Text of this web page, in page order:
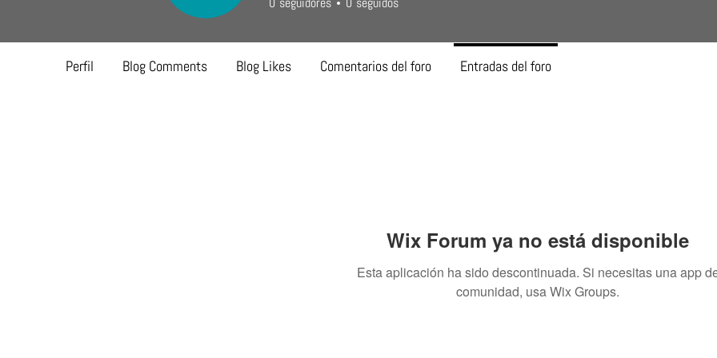
Perfil Blog Comments Blog Likes Comentarios del foro Entradas del foro
Wix Forum ya no está disponible
Esta aplicación ha sido descontinuada. Si necesitas una app
comunidad, usa Wix Groups.